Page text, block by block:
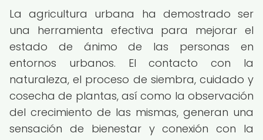
La agricultura urbana ha demostrado ser
una herramienta efectiva para mejorar el
estado de ánimo de las personas en
entornos urbanos. El contacto con la
naturaleza, el proceso de siembra, cuidado y
cosecha de plantas, así como la observación
del crecimiento de las mismas, generan una
sensación de bienestar y conexión con la